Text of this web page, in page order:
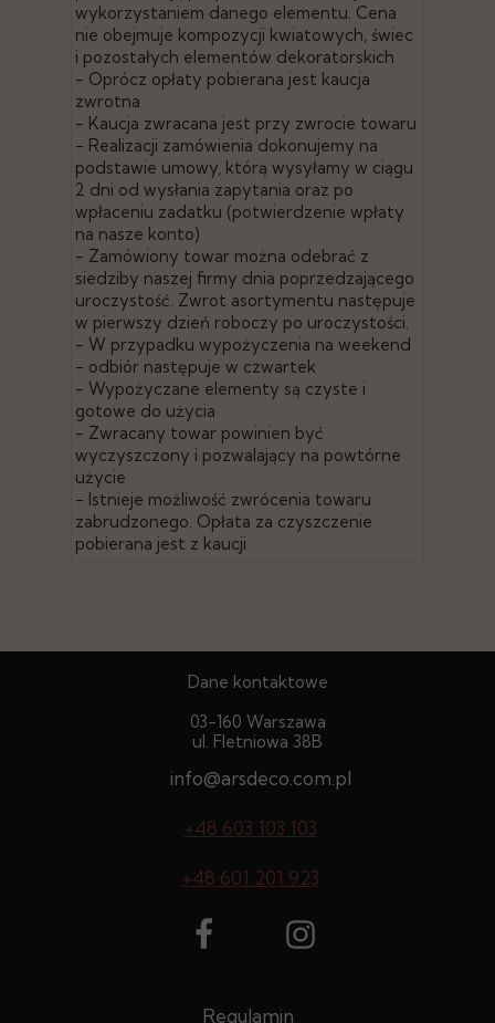
Dane kontaktowe
03-160 Warszawa
ul. Fletniowa 38B
+48 603 103 103
info@arsdeco.com.pl
+48 601 201 923
Regulamin
wykorzystaniem danego elementu. Cena
nie obejmuje kompozycji kwiatowych, świec
i pozostałych elementów dekoratorskich
- Oprócz opłaty pobierana jest kaucja
zwrotna
- Kaucja zwracana jest przy zwrocie towaru
- Realizacji zamówienia dokonujemy na
podstawie umowy, którą wysyłamy w ciągu
2 dni od wysłania zapytania oraz po
wpłaceniu zadatku (potwierdzenie wpłaty
na nasze konto)
- Zamówiony towar można odebrać z
siedziby naszej firmy dnia poprzedzającego
uroczystość. Zwrot asortymentu następuje
w pierwszy dzień roboczy po uroczystości.
- W przypadku wypożyczenia na weekend
- odbiór następuje w czwartek
- Wypożyczane elementy są czyste i
gotowe do użycia
- Zwracany towar powinien być
wyczyszczony i pozwalający na powtórne
użycie
- Istnieje możliwość zwrócenia towaru
zabrudzonego. Opłata za czyszczenie
pobierana jest z kaucji